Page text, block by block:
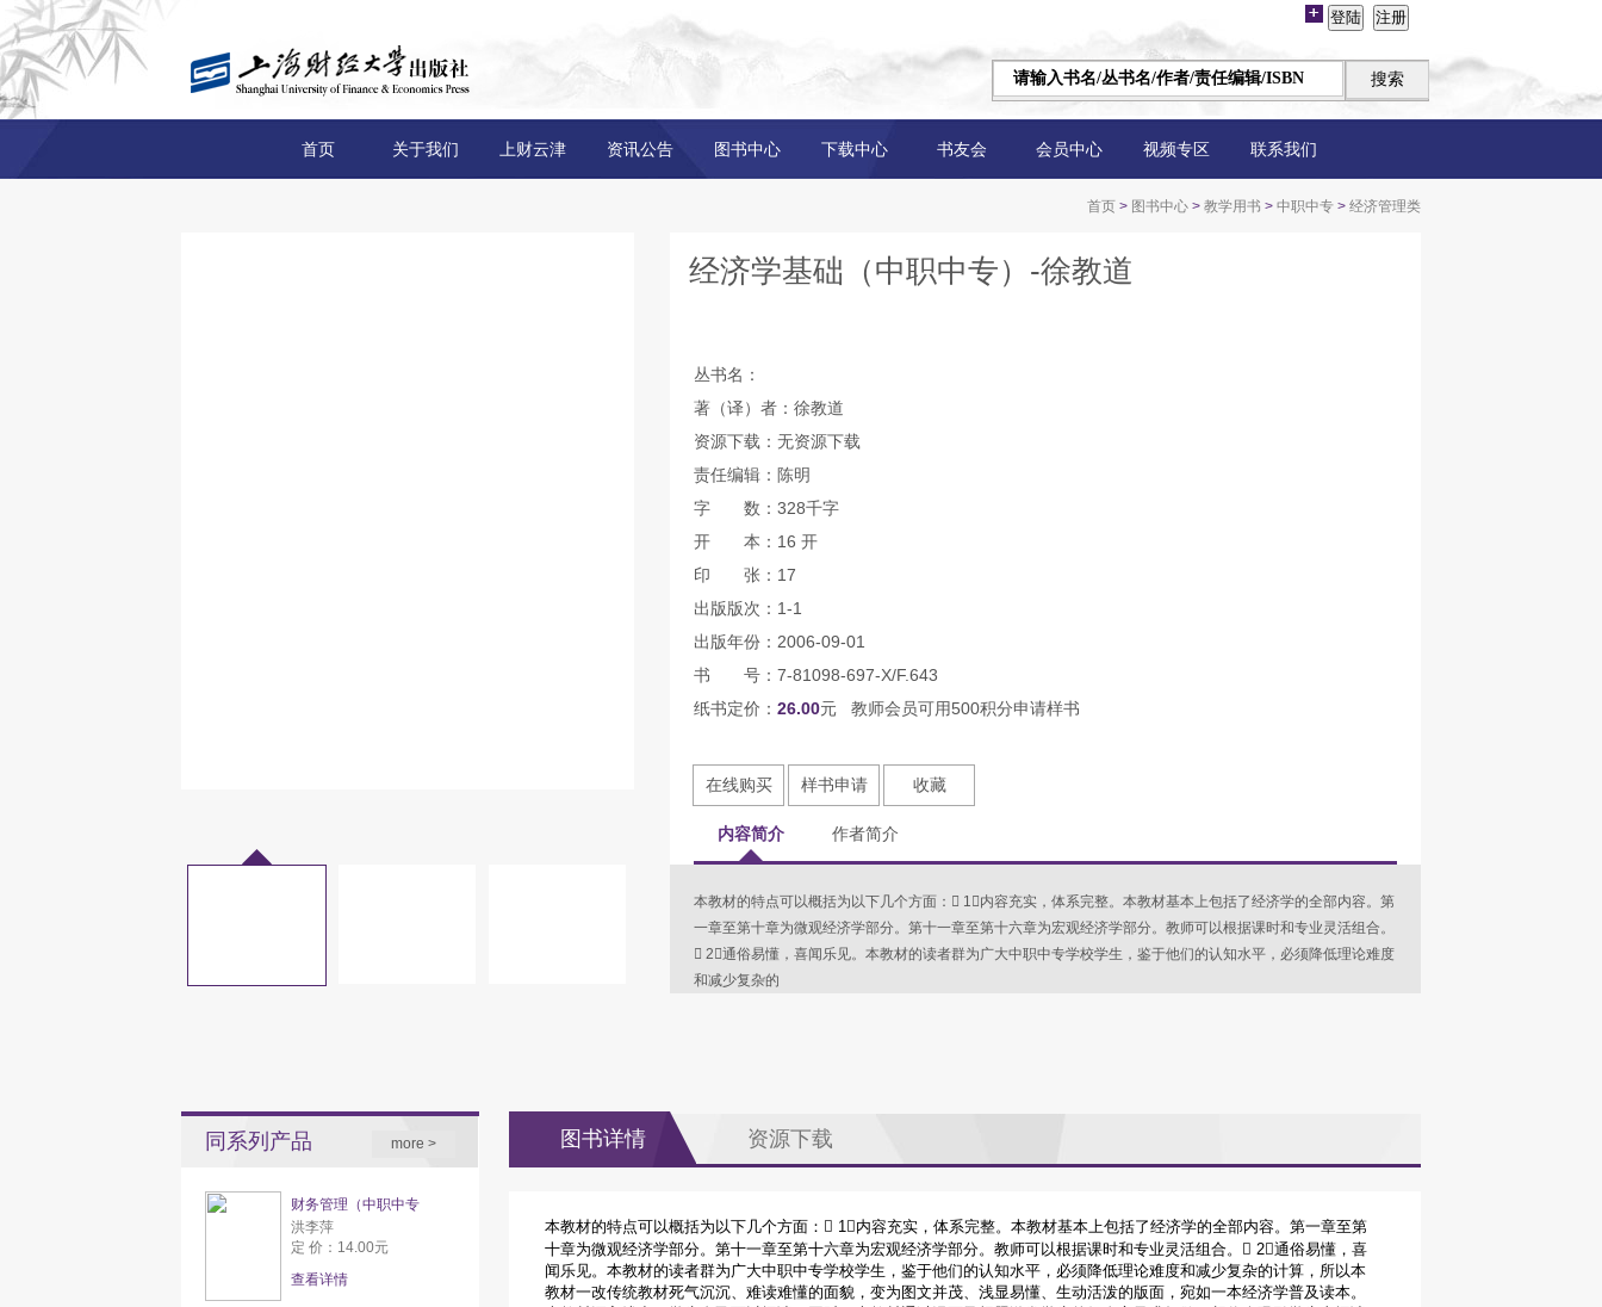
首页 关于我们 上财云津 资讯公告 图书中心 下载中心 书友会 会员中心 视频专区 联系我们
首页 > 图书中心 > 教学用书 > 中职中专 > 经济管理类
经济学基础（中职中专）-徐教道
丛书名：
著（译）者：徐教道
资源下载：无资源下载
责任编辑：陈明
字 数：328千字
开 本：16 开
印 张：17
出版版次：1-1
出版年份：2006-09-01
书 号：7-81098-697-X/F.643
纸书定价： 26.00元 教师会员可用500积分申请样书
在线购买 样书申请 收藏
内容简介 作者简介
本教材的特点可以概括为以下几个方面： 1内容充实，体系完整。本教材基本上包括了经济学的全部内容。第
一章至第十章为微观经济学部分。第十一章至第十六章为宏观经济学部分。教师可以根据课时和专业灵活组合。
 2通俗易懂，喜闻乐见。本教材的读者群为广大中职中专学校学生，鉴于他们的认知水平，必须降低理论难度
和减少复杂的
同系列产品 more >
财务管理（中职中专
洪李萍
定 价：14.00元
查看详情
图书详情 资源下载
本教材的特点可以概括为以下几个方面： 1内容充实，体系完整。本教材基本上包括了经济学的全部内容。第一章至第
十章为微观经济学部分。第十一章至第十六章为宏观经济学部分。教师可以根据课时和专业灵活组合。 2通俗易懂，喜
闻乐见。本教材的读者群为广大中职中专学校学生，鉴于他们的认知水平，必须降低理论难度和减少复杂的计算，所以本
教材一改传统教材死气沉沉、难读难懂的面貌，变为图文并茂、浅显易懂、生动活泼的版面，宛如一本经济学普及读本。